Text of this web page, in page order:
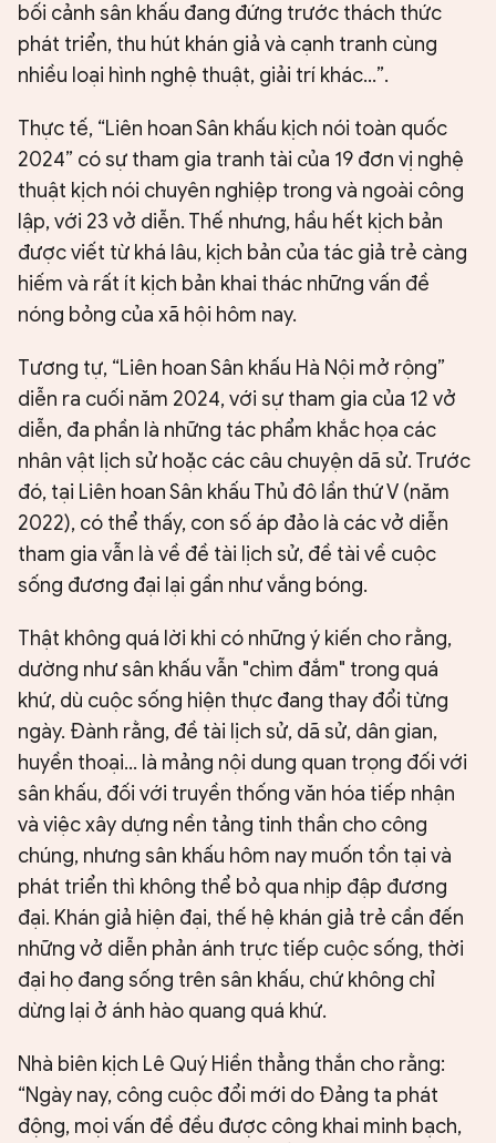
bối cảnh sân khấu đang đứng trước thách thức
phát triển, thu hút khán giả và cạnh tranh cùng
nhiều loại hình nghệ thuật, giải trí khác...”.
Thực tế, “Liên hoan Sân khấu kịch nói toàn quốc
2024” có sự tham gia tranh tài của 19 đơn vị nghệ
thuật kịch nói chuyên nghiệp trong và ngoài công
lập, với 23 vở diễn. Thế nhưng, hầu hết kịch bản
được viết từ khá lâu, kịch bản của tác giả trẻ càng
hiếm và rất ít kịch bản khai thác những vấn đề
nóng bỏng của xã hội hôm nay.
Tương tự, “Liên hoan Sân khấu Hà Nội mở rộng”
diễn ra cuối năm 2024, với sự tham gia của 12 vở
diễn, đa phần là những tác phẩm khắc họa các
nhân vật lịch sử hoặc các câu chuyện dã sử. Trước
đó, tại Liên hoan Sân khấu Thủ đô lần thứ V (năm
2022), có thể thấy, con số áp đảo là các vở diễn
tham gia vẫn là về đề tài lịch sử, đề tài về cuộc
sống đương đại lại gần như vắng bóng.
Thật không quá lời khi có những ý kiến cho rằng,
dường như sân khấu vẫn "chìm đắm" trong quá
khứ, dù cuộc sống hiện thực đang thay đổi từng
ngày. Đành rằng, đề tài lịch sử, dã sử, dân gian,
huyền thoại... là mảng nội dung quan trọng đối với
sân khấu, đối với truyền thống văn hóa tiếp nhận
và việc xây dựng nền tảng tinh thần cho công
chúng, nhưng sân khấu hôm nay muốn tồn tại và
phát triển thì không thể bỏ qua nhịp đập đương
đại. Khán giả hiện đại, thế hệ khán giả trẻ cần đến
những vở diễn phản ánh trực tiếp cuộc sống, thời
đại họ đang sống trên sân khấu, chứ không chỉ
dừng lại ở ánh hào quang quá khứ.
Nhà biên kịch Lê Quý Hiền thẳng thắn cho rằng:
“Ngày nay, công cuộc đổi mới do Đảng ta phát
động, mọi vấn đề đều được công khai minh bạch,